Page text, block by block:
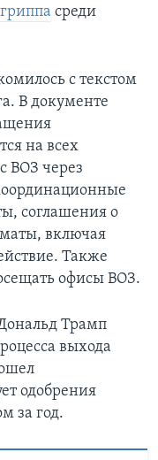
среди
с текстом
В документе
на всех
ВОЗ через
соглашения о
включая
Также
офисы ВОЗ.
Трамп
выхода
одобрения
за год.